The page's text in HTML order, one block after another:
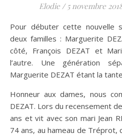
Elodie / 5 novembre
Pour débuter cette nouvelle semaine, je m’intéresse à
deux familles : Marguerite
côté, François DEZAT et
l’autre. Une génération
Marguerite DEZAT étant la
Honneur aux dames, nous
DEZAT. Lors du recensement
ans et vit avec son mari Jean
74 ans, au hameau de Tréprot,